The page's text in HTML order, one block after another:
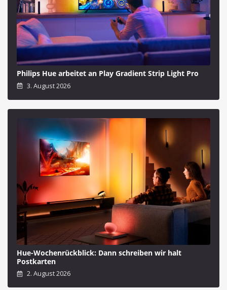
Philips Hue arbeitet an Play Gradient Strip Light Pro
3. August 2026
Hue-Wochenrückblick: Dann schreiben wir halt
Postkarten
2. August 2026